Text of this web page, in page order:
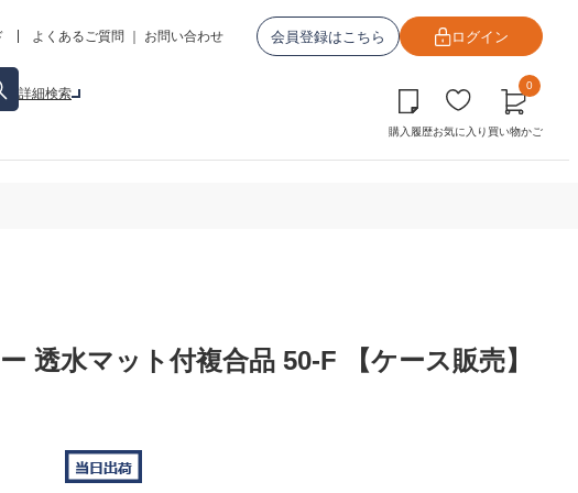
よくあるご質問 お問い合わせ 会員登録はこちら ログイン
詳細検索
購入履歴お気に入り
0
買い物かご
透水マット付複合品 50-F 【ケース販売】